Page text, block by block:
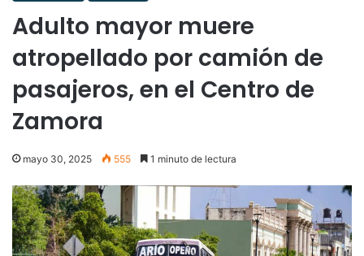
Adulto mayor muere
atropellado por camión de
pasajeros, en el Centro de
Zamora
mayo 30, 2025 555 1 minuto de lectura